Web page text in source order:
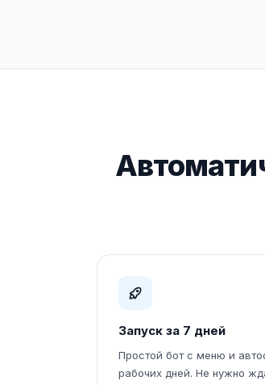
Запуск за 7 дней
Простой бот с меню и
рабочих дней. Не нужно